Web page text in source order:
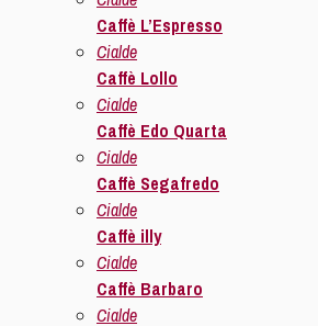
Caffè L’Espresso
Cialde
Caffè Lollo
Cialde
Caffè Edo Quarta
Cialde
Caffè Segafredo
Cialde
Caffè illy
Cialde
Caffè Barbaro
Cialde